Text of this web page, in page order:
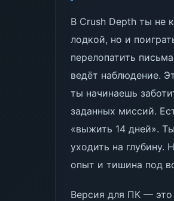
В Crush Depth ты не
лодкой, но и
перелопатить
ведёт наблюдение.
ты начинаешь
заданных миссий.
«выжить 14 дней».
уходить на глубину.
опыт и тишина под
Версия для ПК — это